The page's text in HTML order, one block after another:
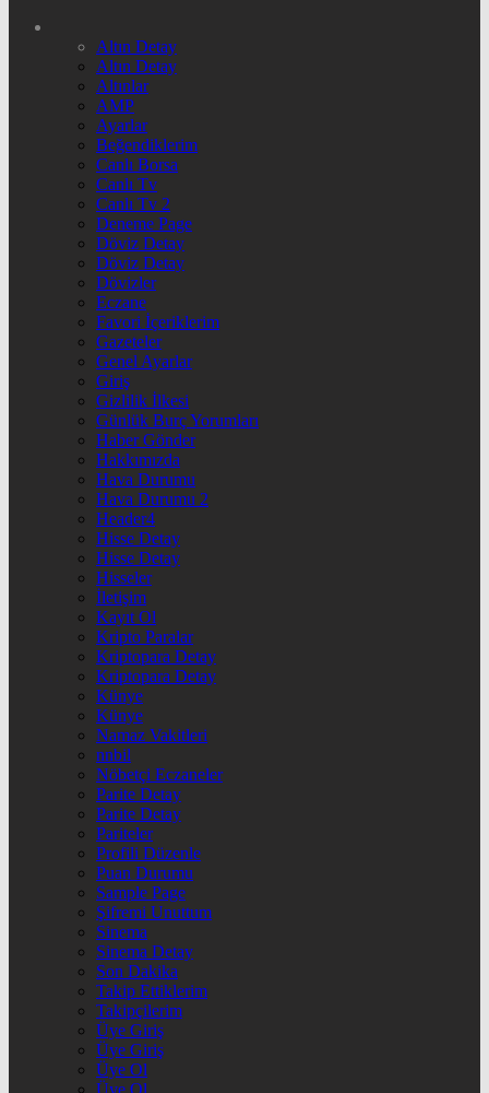
Altın Detay
Altın Detay
Altınlar
AMP
Ayarlar
Beğendiklerim
Canlı Borsa
Canlı Tv
Canlı Tv 2
Deneme Page
Döviz Detay
Döviz Detay
Dövizler
Eczane
Favori İçeriklerim
Gazeteler
Genel Ayarlar
Giriş
Gizlilik İlkesi
Günlük Burç Yorumları
Haber Gönder
Hakkımızda
Hava Durumu
Hava Durumu 2
Header4
Hisse Detay
Hisse Detay
Hisseler
İletişim
Kayıt Ol
Kripto Paralar
Kriptopara Detay
Kriptopara Detay
Künye
Künye
Namaz Vakitleri
nnbil
Nöbetçi Eczaneler
Parite Detay
Parite Detay
Pariteler
Profili Düzenle
Puan Durumu
Sample Page
Şifremi Unuttum
Sinema
Sinema Detay
Son Dakika
Takip Ettiklerim
Takipçilerim
Üye Giriş
Üye Giriş
Üye Ol
Üye Ol